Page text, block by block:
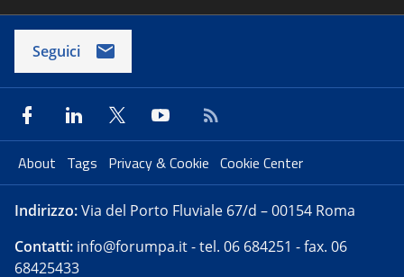
Seguici
About Tags Privacy & Cookie Cookie Center
Indirizzo:Via del Porto Fluviale 67/d – 00154 Roma
Contatti: info@forumpa.it- tel. 06 684251 - fax. 06
68425433